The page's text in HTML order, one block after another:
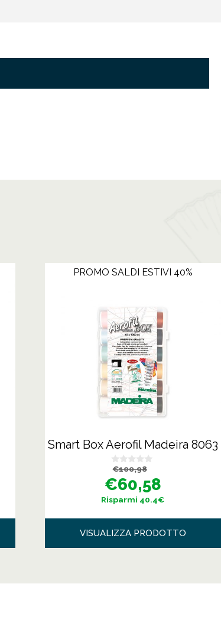
PROMO SALDI ESTIVI 40%
Smart Box Aerofil Madeira 8063
0
s
u
€100,98
Il
prezzo
originale
era:
€100,98.
€60,58
Il
prezzo
attuale
è:
€60,58.
Risparmi 40.4€
VISUALIZZA PRODOTTO